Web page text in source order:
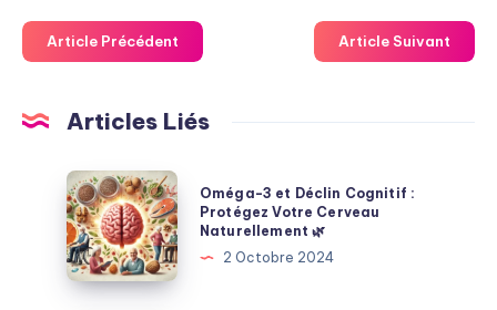
Article Précédent Article Suivant
Articles Liés
Oméga-
3
et
Déclin
Cognitif
Oméga-3 et Déclin Cognitif :
Protégez Votre Cerveau
Naturellement 🌿
2 Octobre 2024